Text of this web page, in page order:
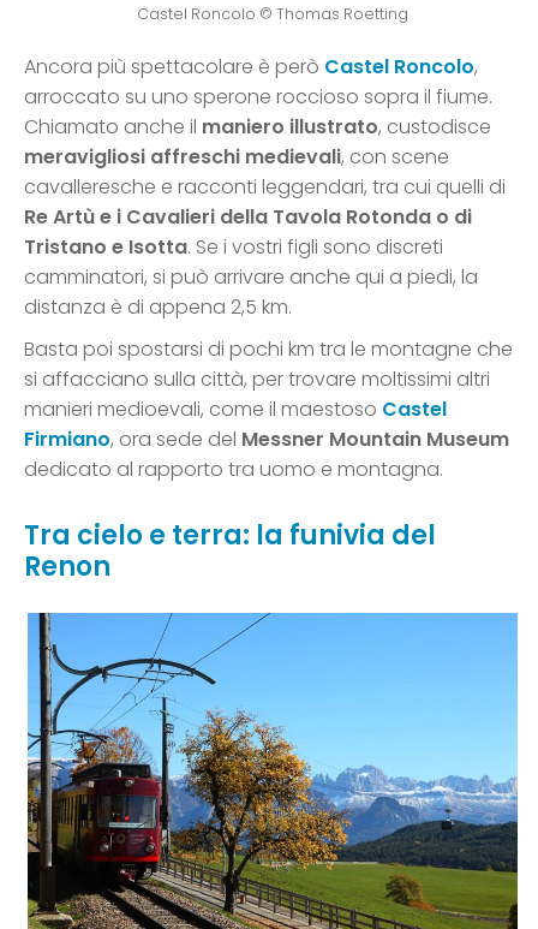
Castel Roncolo © Thomas Roetting
Ancora più spettacolare è però Castel Roncolo,
arroccato su uno sperone roccioso sopra il fiume.
Chiamato anche il maniero illustrato, custodisce
meravigliosi affreschi medievali, con scene
cavalleresche e racconti leggendari, tra cui quelli di
Re Artù e i Cavalieri della Tavola Rotonda o di
Tristano e Isotta. Se i vostri figli sono discreti
camminatori, si può arrivare anche qui a piedi, la
distanza è di appena 2,5 km.
Basta poi spostarsi di pochi km tra le montagne che
si affacciano sulla città, per trovare moltissimi altri
manieri medioevali, come il maestoso Castel
Firmiano, ora sede del Messner Mountain Museum
dedicato al rapporto tra uomo e montagna.
Tra cielo e terra: la funivia del
Renon